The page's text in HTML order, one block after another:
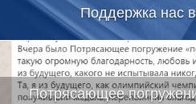
Поддержка нас
Потрясающее